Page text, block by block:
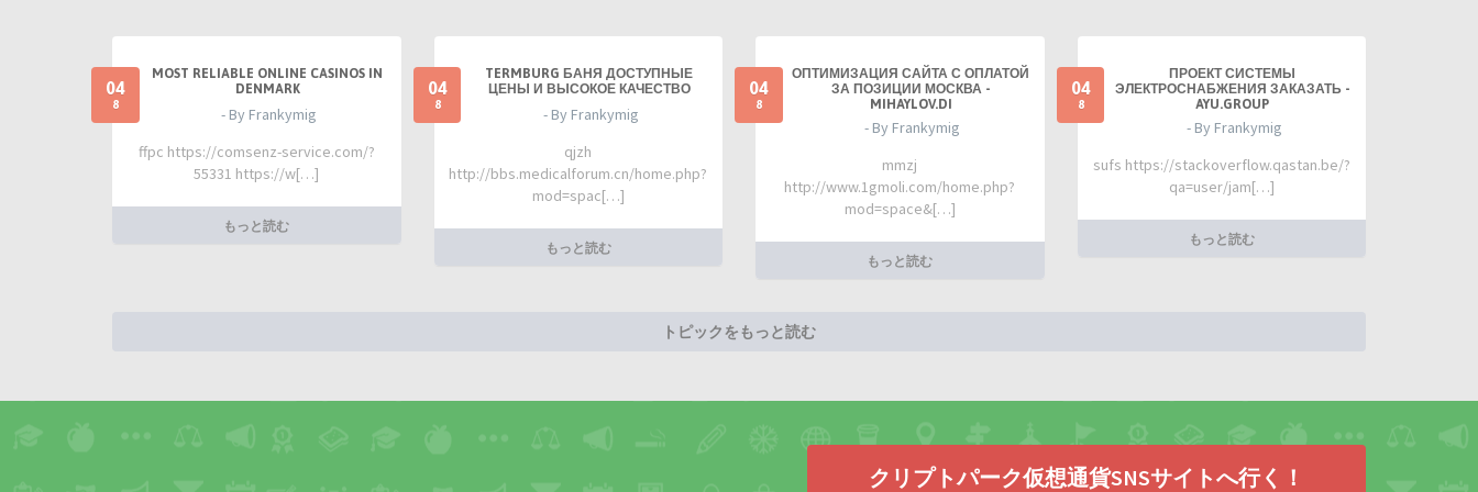
04
8
MOST RELIABLE ONLINE CASINOS IN
DENMARK
- By Frankymig
ffpc https://comsenz-service.com/?
55331 https://w[…]
もっと読む
04
8
TERMBURG БАНЯ ДОСТУПНЫЕ
ЦЕНЫ И ВЫСОКОЕ КАЧЕСТВО
- By Frankymig
qjzh
http://bbs.medicalforum.cn/home.php?
mod=spac[…]
もっと読む
04
8
ОПТИМИЗАЦИЯ САЙТА С ОПЛАТОЙ
ЗА ПОЗИЦИИ МОСКВА -
MIHAYLOV.DI
- By Frankymig
mmzj
http://www.1gmoli.com/home.php?
mod=space&[…]
もっと読む
04
8
ПРОЕКТ СИСТЕМЫ
ЭЛЕКТРОСНАБЖЕНИЯ ЗАКАЗАТЬ -
AYU.GROUP
- By Frankymig
sufs https://stackoverflow.qastan.be/?
qa=user/jam[…]
もっと読む
トピックをもっと読む
クリプトパーク仮想通貨SNSサイトへ行く！